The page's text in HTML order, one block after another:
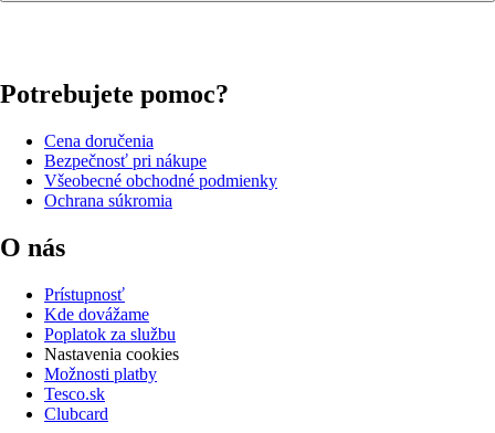
Potrebujete pomoc?
Cena doručenia
Bezpečnosť pri nákupe
Všeobecné obchodné podmienky
Ochrana súkromia
O nás
Prístupnosť
Kde dovážame
Poplatok za službu
Nastavenia cookies
Možnosti platby
Tesco.sk
Clubcard